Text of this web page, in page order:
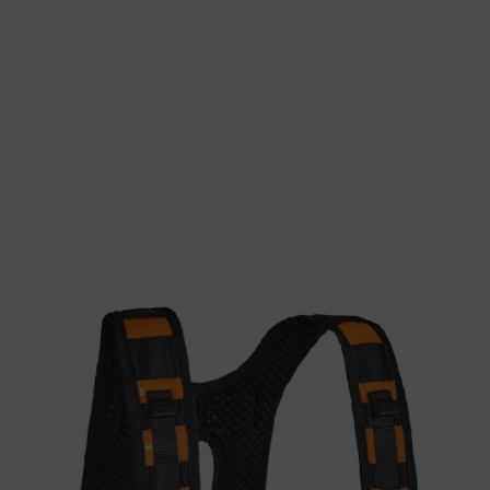
z pasem biodrowym lub paskiem ADVANCE X-FLEX za
podczas dłuższej pracy.